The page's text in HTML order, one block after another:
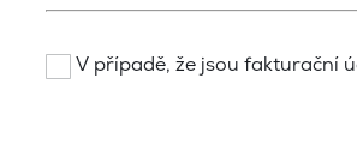
V případě, že jsou fakturační